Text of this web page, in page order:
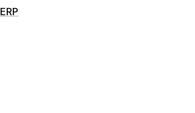
ERP